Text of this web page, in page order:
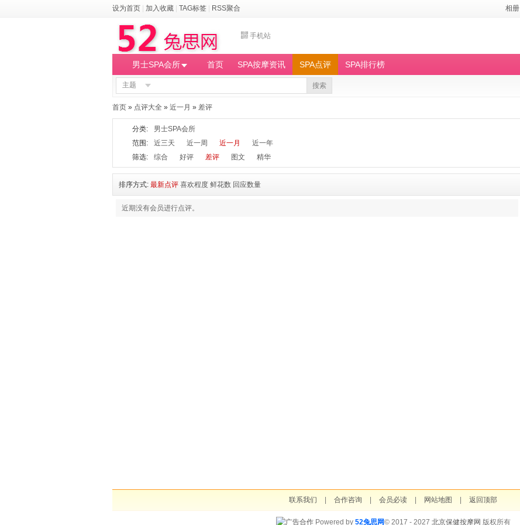
设为首页 加入收藏 TAG标签 RSS聚合 相册
手机站
男士SPA会所 首页 SPA按摩资讯 SPA点评 SPA排行榜
主题 搜索
首页 » 点评大全 » 近一月 » 差评
分类:
男士SPA会所
范围:
近三天 近一周 近一月
近一年
筛选:
综合 好评 差评 图文 精华
排序方式: 最新点评 喜欢程度 鲜花数 回应数量
近期没有会员进行点评。
联系我们 合作咨询 会员必读 网站地图 返回顶部
Powered by 52兔思网© 2017 - 2027 北京保健按摩网 版权所有